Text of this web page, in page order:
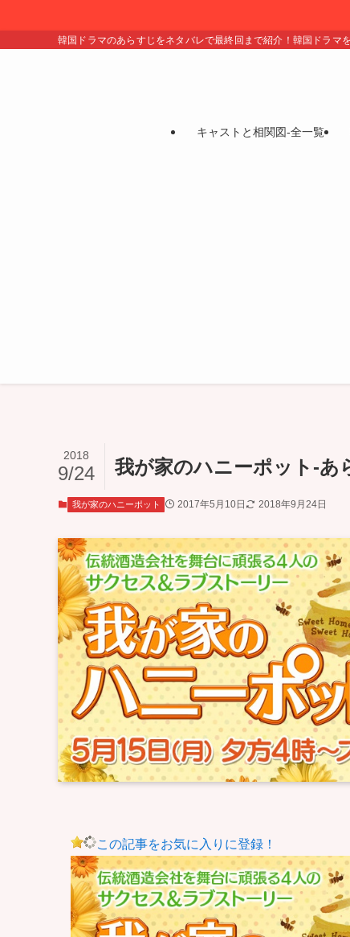
韓国ドラマのあらすじをネタバレで最終回まで紹介！韓国ドラマ
キャストと相関図-全一覧
我が家のハニーポット-あ
2018
9/24
我が家のハニーポット 2017年5月10日 2018年9月24日
この記事をお気に入りに登録！